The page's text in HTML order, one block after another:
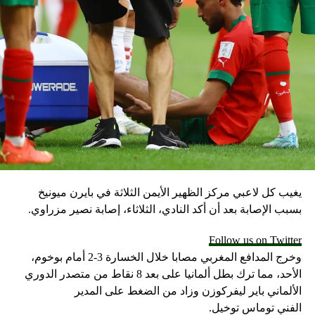
يغيب كل لاعبي مركز الظهير الأيمن الثلاثة في بايرن ميونيخ
بسبب الإصابة بعد أن أكد النادي، الثلاثاء، إصابة نصير مزراوي.
Follow us on Twitter
وخرج المدافع المغربي مصابا خلال الخسارة 3-2 أمام بوخوم،
الأحد، مما ترك بطل ألمانيا على بعد 8 نقاط من متصدر الدوري
الألماني باير ليفركوزن وزاد من الضغط على المدير
الفني توماس توخيل.